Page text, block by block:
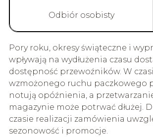
Odbiór osobisty
Pory roku, okresy świąteczne i
wpływają na wydłużenia czasu
dostępność przewoźników. W
wzmożonego ruchu paczkowego
notują opóźnienia, a
magazynie może potrwać dłużej.
czasie realizacji zamówienia
sezonowość i promocje.